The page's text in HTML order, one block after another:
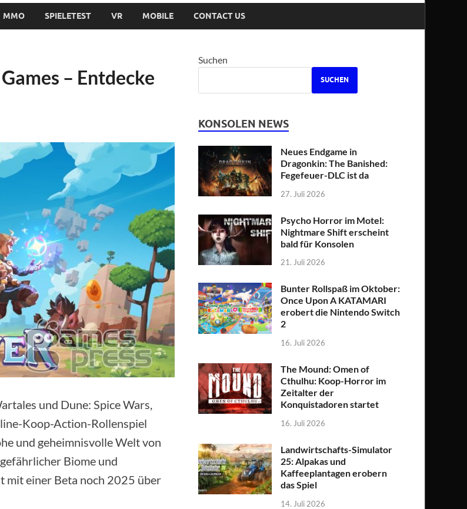
MMO SPIELETEST VR MOBILE CONTACT US
– Entdecke
und Dune: Spice Wars,
Koop-Action-Rollenspiel
und geheimnisvolle Welt von
Biome und
mit einer Beta noch 2025 über
Suchen
SUCHEN
KONSOLEN NEWS
Neues Endgame in
Dragonkin: The Banished:
Fegefeuer-DLC ist da
27. Juli 2026
Psycho Horror im Motel:
Nightmare Shift erscheint
bald für Konsolen
21. Juli 2026
Bunter Rollspaß im Oktober:
Once Upon A KATAMARI
erobert die Nintendo Switch
2
16. Juli 2026
The Mound: Omen of
Cthulhu: Koop-Horror im
Zeitalter der
Konquistadoren startet
16. Juli 2026
Landwirtschafts-Simulator
25: Alpakas und
Kaffeeplantagen erobern
das Spiel
14. Juli 2026